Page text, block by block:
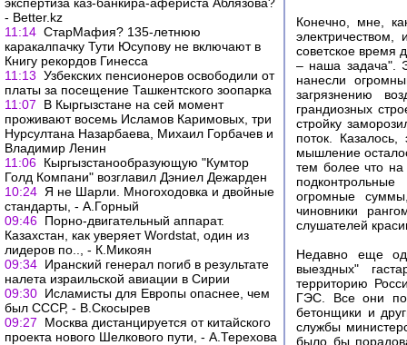
- Better.kz
11:14 СтарМафия? 135-летнюю
каракалпачку Тути Юсупову не включают в
Книгу рекордов Гинесса
11:13 Узбекских пенсионеров освободили от
платы за посещение Ташкентского зоопарка
11:07
В Кыргызстане на сей момент
проживают восемь Исламов Каримовых, три
Нурсултана Назарбаева, Михаил Горбачев и
Владимир Ленин
11:06 Кыргызстанообразующую "Кумтор
Голд Компани" возглавил Дэниел Дежарден
10:24 Я не Шарли. Многоходовка и двойные
стандарты, - А.Горный
09:46 Порно-двигательный аппарат.
Казахстан, как уверяет Wordstat, один из
лидеров по.., - К.Микоян
09:34 Иранский генерал погиб в результате
налета израильской авиации в Сирии
09:30 Исламисты для Европы опаснее, чем
был СССР, - В.Скосырев
09:27
Москва дистанцируется от китайского
проекта нового Шелкового пути, - А.Терехова
Конечно, мне,
советское время
– наша задача".
нанесли
загрязнению
грандиозных
стройку
поток.
мышление
тем более что
огромные
чиновники
слушателей
Недавно еще
выездных"
территорию
ГЭС. Все они по
бетонщики и
службы
было бы